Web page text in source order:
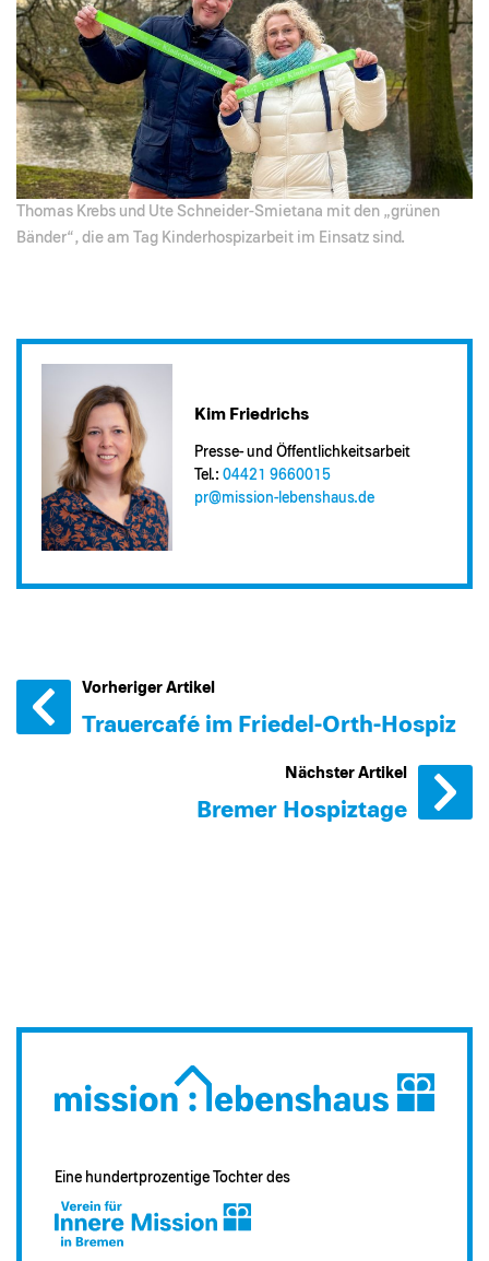
Thomas Krebs und Ute Schneider-Smietana mit den „grünen
Bänder“, die am Tag Kinderhospizarbeit im Einsatz sind.
Kim Friedrichs
Presse- und Öffentlichkeitsarbeit
Tel.: 04421 9660015
pr@​mission-lebenshaus.de
Vorheriger Artikel
Trauercafé im Friedel-Orth-Hospiz
Nächster Artikel
Bremer Hospiztage
Eine hundertprozentige Tochter des